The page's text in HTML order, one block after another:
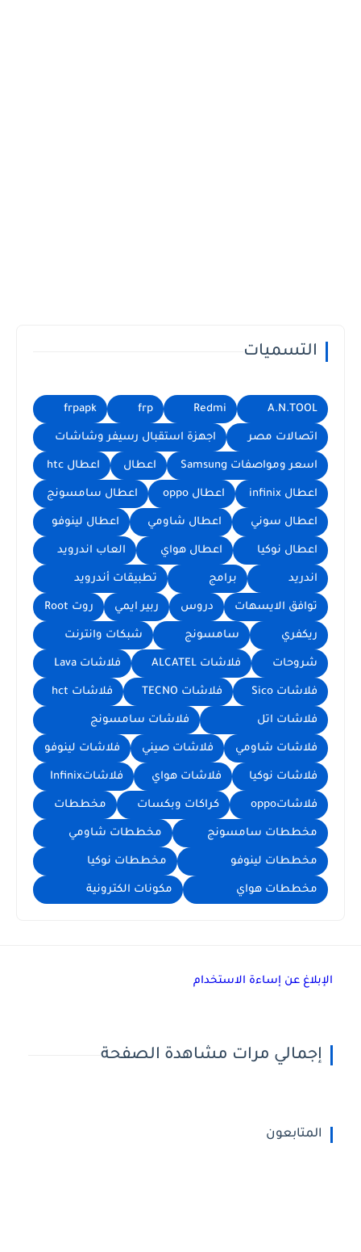
التسميات
A.N.TOOL
Redmi
frp
frpapk
اتصالات مصر اجهزة استقبال رسيفر وشاشات
اسعر ومواصفات Samsung اعطال اعطال htc
اعطال infinix اعطال oppo اعطال سامسونج
اعطال سوني اعطال شاومي اعطال لينوفو
اعطال نوكيا اعطال هواي العاب اندرويد
اندريد برامج تطبيقات أندرويد
توافق الايسهات دروس ربير ايمي روت Root
ريكفري سامسونج شبكات وانترنت
شروحات فلاشات ALCATEL فلاشات Lava
فلاشات Sico فلاشات TECNO فلاشات hct
فلاشات اتل فلاشات سامسونج
فلاشات شاومي فلاشات صيني فلاشات لينوفو
فلاشات نوكيا فلاشات هواي فلاشاتInfinix
فلاشاتoppo كراكات وبكسات مخططات
مخططات سامسونج مخططات شاومي
مخططات لينوفو مخططات نوكيا
مخططات هواي مكونات الكترونية
الإبلاغ عن إساءة الاستخدام
إجمالي مرات مشاهدة الصفحة
المتابعون